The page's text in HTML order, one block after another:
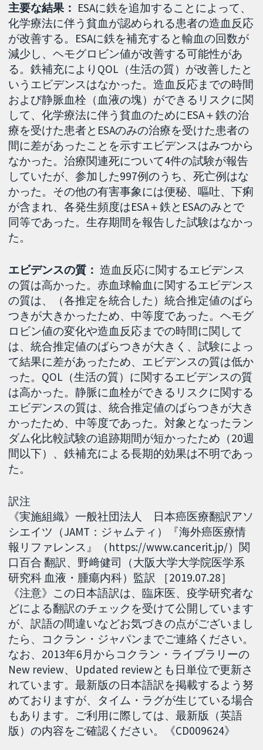
主要な結果： ESAに鉄を追加することによって、
化学療法に伴う貧血が認められる患者の造血反応
が改善する。ESAに鉄を補充すると輸血の回数が
減少し、ヘモグロビン値が改善する可能性があ
る。鉄補充によりQOL（生活の質）が改善したと
いうエビデンスはなかった。造血反応までの時間
および静脈血栓（血液の塊）ができるリスクに関
して、化学療法に伴う貧血のためにESA＋鉄の治
療を受けた患者とESAのみの治療を受けた患者の
間に差があったことを示すエビデンスはみつから
なかった。治療関連死について4件の試験が報告
していたが、参加した997例のうち、死亡例はな
かった。その他の有害事象には便秘、嘔吐、下痢
が含まれ、各発生頻度はESA＋鉄とESAのみとで
同等であった。生存期間を報告した試験はなかっ
た。
エビデンスの質： 造血反応に関するエビデンス
の質は高かった。赤血球輸血に関するエビデンス
の質は、（各推定を統合した）統合推定値のばら
つきが大きかったため、中等度であった。ヘモグ
ロビン値の変化や造血反応までの時間に関して
は、統合推定値のばらつきが大きく、試験によっ
て結果に差があったため、エビデンスの質は低か
った。QOL（生活の質）に関するエビデンスの質
は高かった。静脈に血栓ができるリスクに関する
エビデンスの質は、統合推定値のばらつきが大き
かったため、中等度であった。対象となったラン
ダム化比較試験の追跡期間が短かったため（20週
間以下）、鉄補充による長期的効果は不明であっ
た。
訳注
《実施組織》一般社団法人 日本癌医療翻訳アソ
シエイツ（JAMT：ジャムティ）『海外癌医療情
報リファレンス』（https://www.cancerit.jp/）関
口百合 翻訳、野﨑健司（大阪大学大学院医学系
研究科 血液・腫瘍内科）監訳 ［2019.07.28］
《注意》この日本語訳は、臨床医、疫学研究者な
どによる翻訳のチェックを受けて公開しています
が、訳語の間違いなどお気づきの点がございまし
たら、コクラン・ジャパンまでご連絡ください。
なお、2013年6月からコクラン・ライブラリーの
New review、Updated reviewとも日単位で更新さ
れています。最新版の日本語訳を掲載するよう努
めておりますが、タイム・ラグが生じている場合
もあります。ご利用に際しては、最新版（英語
版）の内容をご確認ください。《CD009624》